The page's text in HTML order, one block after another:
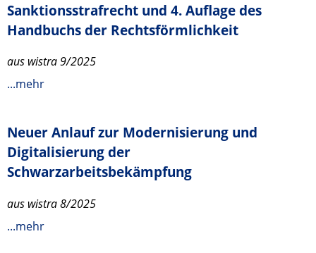
Sanktionsstrafrecht und 4. Auflage des
Handbuchs der Rechtsförmlichkeit
aus wistra 9/2025
...mehr
Neuer Anlauf zur Modernisierung und
Digitalisierung der
Schwarzarbeitsbekämpfung
aus wistra 8/2025
...mehr